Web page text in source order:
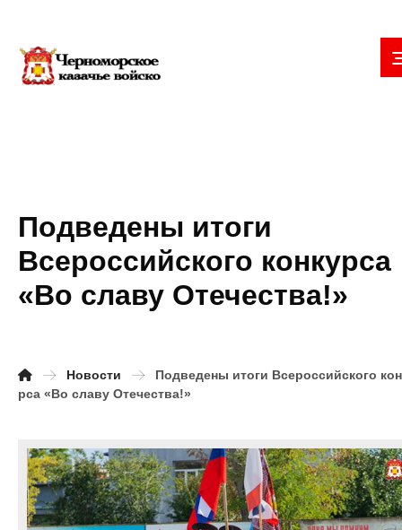
Подведены итоги
Всероссийского конкурса
«Во славу Отечества!»
Новости
Подведены итоги Всероссийского
рса «Во славу Отечества!»